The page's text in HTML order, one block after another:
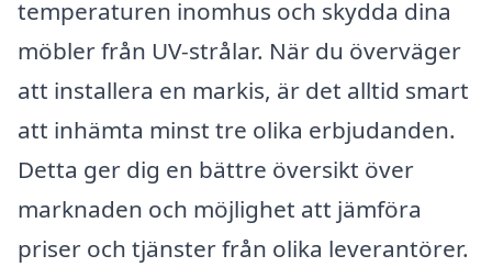
temperaturen inomhus och skydda dina
möbler från UV-strålar. När du överväger
att installera en markis, är det alltid smart
att inhämta minst tre olika erbjudanden.
Detta ger dig en bättre översikt över
marknaden och möjlighet att jämföra
priser och tjänster från olika leverantörer.